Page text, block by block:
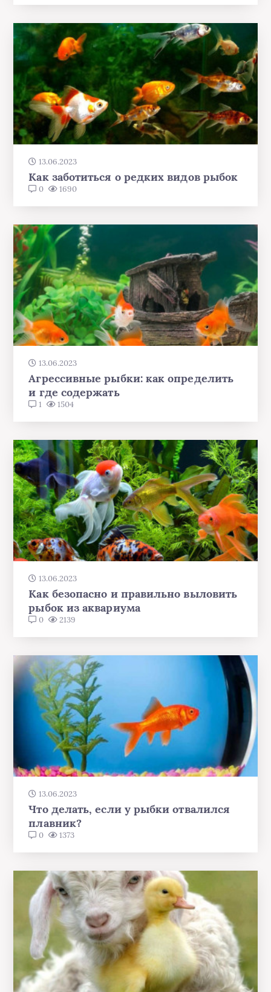
13.06.2023
Как заботиться о редких видов рыбок
0 1690
13.06.2023
Агрессивные рыбки: как определить
и где содержать
1 1504
13.06.2023
Как безопасно и правильно выловить
рыбок из аквариума
0 2139
13.06.2023
Что делать, если у рыбки отвалился
плавник?
0 1373